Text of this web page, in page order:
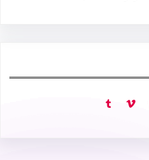
فيميو تمبلر